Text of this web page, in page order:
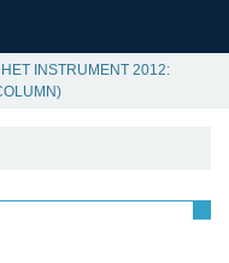
HET INSTRUMENT 2012: